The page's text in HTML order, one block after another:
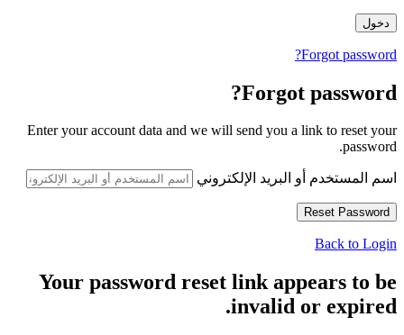
Forgot password?
Forgot password?
Enter your account data and we will send you a link to reset your
password.
اسم المستخدم أو البريد الإلكتروني
Back to Login
Your password reset link appears to be
invalid or expired.